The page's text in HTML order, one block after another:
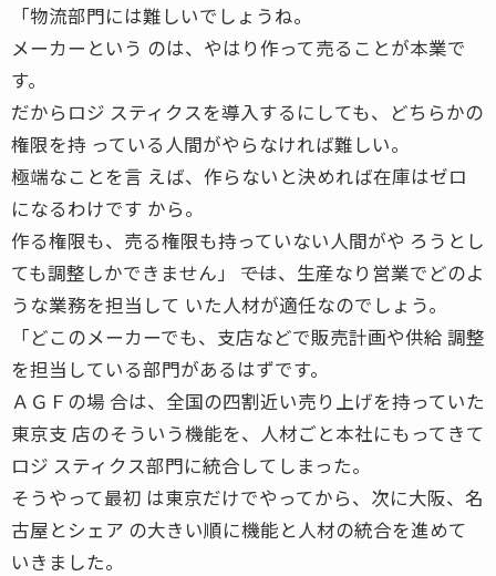
「物流部門には難しいでしょうね。
メーカーという のは、やはり作って売ることが本業で
す。
だからロジ スティクスを導入するにしても、どちらかの
権限を持 っている人間がやらなければ難しい。
極端なことを言 えば、作らないと決めれば在庫はゼロ
になるわけです から。
作る権限も、売る権限も持っていない人間がや ろうとし
ても調整しかできません」 ――では、生産なり営業でどのよ
うな業務を担当して いた人材が適任なのでしょう。
「どこのメーカーでも、支店などで販売計画や供給 調整
を担当している部門があるはずです。
ＡＧＦの場 合は、全国の四割近い売り上げを持っていた
東京支 店のそういう機能を、人材ごと本社にもってきて
ロジ スティクス部門に統合してしまった。
そうやって最初 は東京だけでやってから、次に大阪、名
古屋とシェア の大きい順に機能と人材の統合を進めて
いきました。